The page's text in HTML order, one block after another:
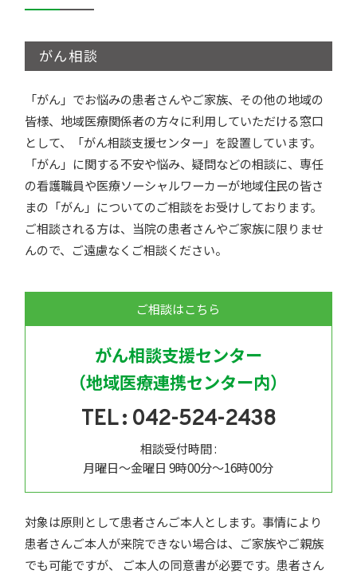
がん相談
「がん」でお悩みの患者さんやご家族、その他の地域の
皆様、地域医療関係者の方々に利用していただける窓口
として、「がん相談支援センター」を設置しています。
「がん」に関する不安や悩み、疑問などの相談に、専任
の看護職員や医療ソーシャルワーカーが地域住民の皆さ
まの「がん」についてのご相談をお受けしております。
ご相談される方は、当院の患者さんやご家族に限りませ
んので、ご遠慮なくご相談ください。
ご相談はこちら
がん相談支援センター
（地域医療連携センター内）
TEL : 042-524-2438
相談受付時間 :
月曜日～金曜日 9時00分～16時00分
対象は原則として患者さんご本人とします。事情により
患者さんご本人が来院できない場合は、ご家族やご親族
でも可能ですが、 ご本人の同意書が必要です。患者さん